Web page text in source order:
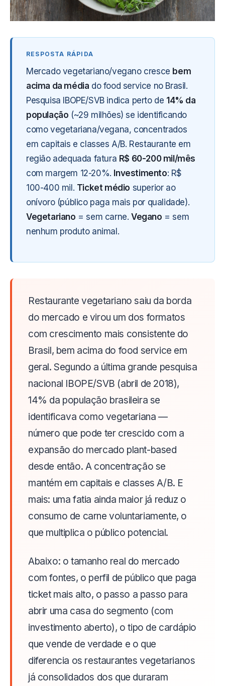
Mercado vegetariano/vegano cresce bem
acima da média do food service no Brasil.
Pesquisa IBOPE/SVB indica perto de 14% da
população (~29 milhões) se identificando
como vegetariana/vegana, concentrados
em capitais e classes A/B. Restaurante em
região adequada fatura R$ 60-200 mil/mês
com margem 12-20%. Investimento: R$
100-400 mil. Ticket médio superior ao
onívoro (público paga mais por qualidade).
Vegetariano = sem carne.Vegano = sem
nenhum produto animal.
Restaurante vegetariano saiu da borda
do mercado e virou um dos formatos
com crescimento mais consistente do
Brasil, bem acima do food service em
geral. Segundo a última grande pesquisa
nacional IBOPE/SVB (abril de 2018),
14% da população brasileira se
identificava como vegetariana —
número que pode ter crescido com a
expansão do mercado plant-based
desde então. A concentração se
mantém em capitais e classes A/B. E
mais: uma fatia ainda maior já reduz o
consumo de carne voluntariamente, o
que multiplica o público potencial.
Abaixo: o tamanho real do mercado
com fontes, o perfil de público que paga
ticket mais alto, o passo a passo para
abrir uma casa do segmento (com
investimento aberto), o tipo de cardápio
que vende de verdade e o que
diferencia os restaurantes vegetarianos
já consolidados dos que duraram